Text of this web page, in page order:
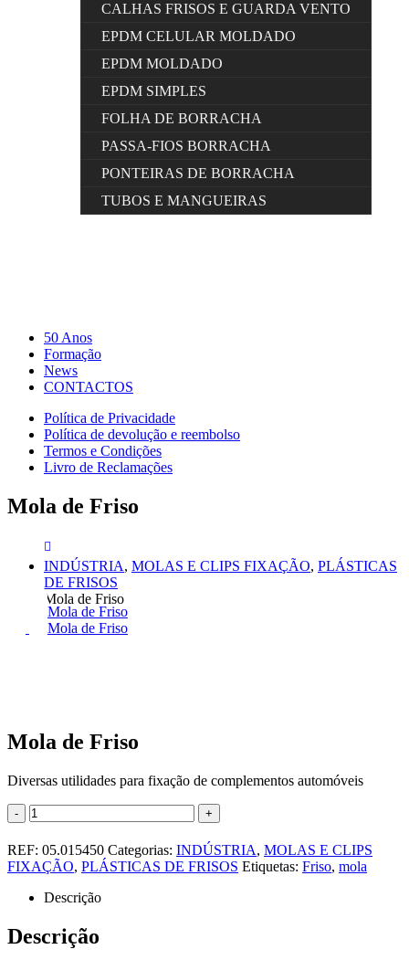
CALHAS FRISOS E GUARDA VENTO
EPDM CELULAR MOLDADO
EPDM MOLDADO
EPDM SIMPLES
FOLHA DE BORRACHA
PASSA-FIOS BORRACHA
PONTEIRAS DE BORRACHA
TUBOS E MANGUEIRAS
50 Anos
Formação
News
CONTACTOS
Política de Privacidade
Política de devolução e reembolso
Termos e Condições
Livro de Reclamações
Mola de Friso
INDÚSTRIA, MOLAS E CLIPS FIXAÇÃO, PLÁSTICAS
DE FRISOS
Mola de Friso
Mola de Friso
Mola de Friso
Mola de Friso
Diversas utilidades para fixação de complementos automóveis
- +
REF: 05.015450 Categorias: INDÚSTRIA, MOLAS E CLIPS
FIXAÇÃO, PLÁSTICAS DE FRISOS Etiquetas: Friso, mola
Descrição
Descrição